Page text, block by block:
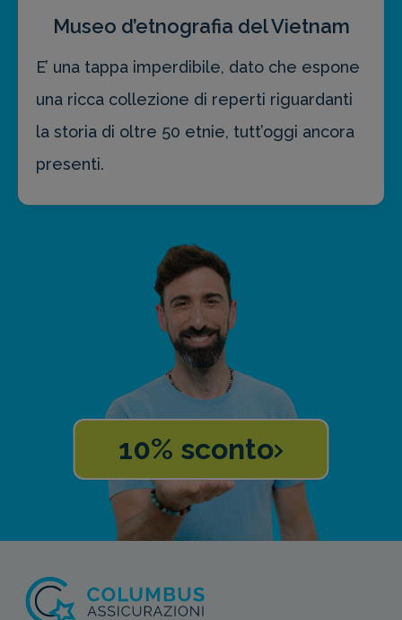
Museo d’etnografia del Vietnam
E’ una tappa imperdibile, dato che espone
una ricca collezione di reperti riguardanti
la storia di oltre 50 etnie, tutt’oggi ancora
presenti.
10% sconto